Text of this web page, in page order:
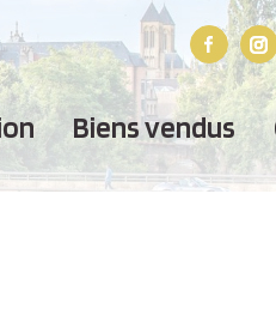
biens vendus